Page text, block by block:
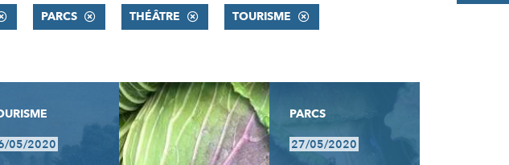
PARCS THÉÂTRE TOURISME
05/2020
PARCS
27/05/2020